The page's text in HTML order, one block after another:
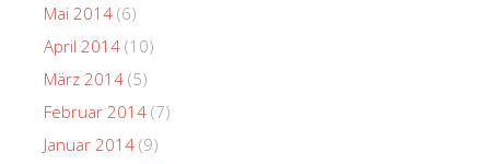
Mai 2014 (6)
April 2014 (10)
März 2014 (5)
Februar 2014 (7)
Januar 2014 (9)